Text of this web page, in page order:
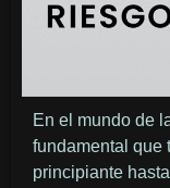
En el mundo de
fundamental que
principiante